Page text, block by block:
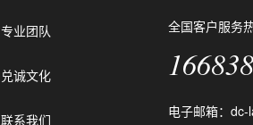
专业团队
兑诚文化
联系我们
全国客户服务热
电子邮箱：